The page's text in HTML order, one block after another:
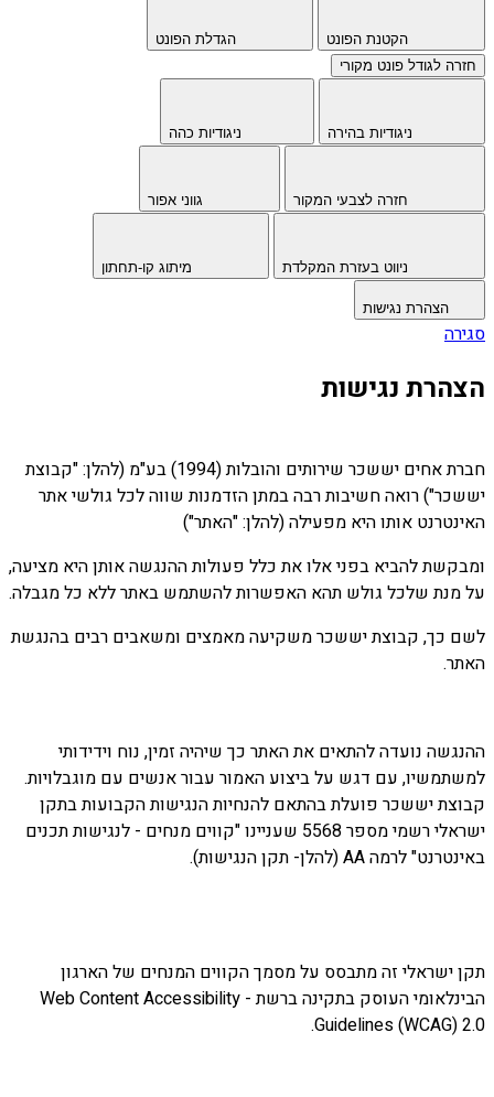
הקטנת הפונט
הגדלת הפונט
חזרה לגודל פונט מקורי
ניגודיות בהירה ניגודיות כהה
חזרה לצבעי המקור גווני אפור
ניווט בעזרת המקלדת מיתוג קו-תחתון
סגירה
הצהרת נגישות
חברת אחים יששכר שירותים והובלות (1994) בע"מ (להלן: "קבוצת
יששכר") רואה חשיבות רבה במתן הזדמנות שווה לכל גולשי אתר
האינטרנט אותו היא מפעילה (להלן: "האתר")
ומבקשת להביא בפני אלו את כלל פעולות ההנגשה אותן היא מציעה,
על מנת שלכל גולש תהא האפשרות להשתמש באתר ללא כל מגבלה.
לשם כך, קבוצת יששכר משקיעה מאמצים ומשאבים רבים בהנגשת
האתר.
ההנגשה נועדה להתאים את האתר כך שיהיה זמין, נוח וידידותי
למשתמשיו, עם דגש על ביצוע האמור עבור אנשים עם מוגבלויות.
קבוצת יששכר פועלת בהתאם להנחיות הנגישות הקבועות בתקן
ישראלי רשמי מספר 5568 שעניינו "קווים מנחים - לנגישות תכנים
באינטרנט" לרמה AA (להלן- תקן הנגישות).
תקן ישראלי זה מתבסס על מסמך הקווים המנחים של הארגון
הבינלאומי העוסק בתקינה ברשת - Web Content Accessibility
Guidelines (WCAG) 2.0.